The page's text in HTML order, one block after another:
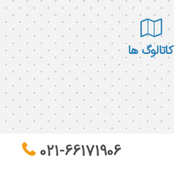
کاتالوگ ها
021-66171906